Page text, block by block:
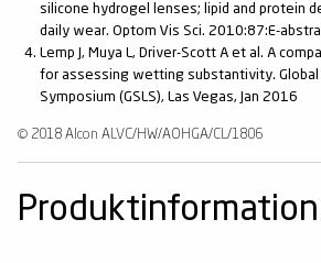
silicone hydrogel lenses; lipid and protein
daily wear. Optom Vis Sci. 2010:87:E-
Lemp J, Muya L, Driver-Scott A et al. A
for assessing wetting substantivity. Global
Symposium (GSLS), Las Vegas, Jan 2016
© 2018 Alcon ALVC/HW/AOHGA/CL/1806